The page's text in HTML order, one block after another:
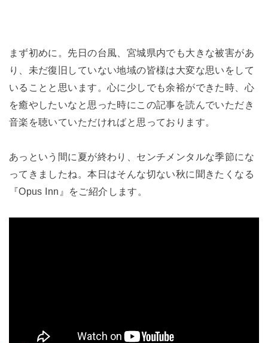
まず初めに。先日の台風、宮城県内でも大きな被害があ
り、未だ復旧していない地域の皆様は大変な思いをして
いることと思います。心に少しでも余裕ができた時、心
を癒やしたいなと思った時にこの記事を読んでいただき
音楽を聴いていただければと思っております。
あっという間に夏が終わり、センチメンタルな季節にな
ってきましたね。本日はそんな切ない秋に聞きたくなる
『Opus Inn』をご紹介します。